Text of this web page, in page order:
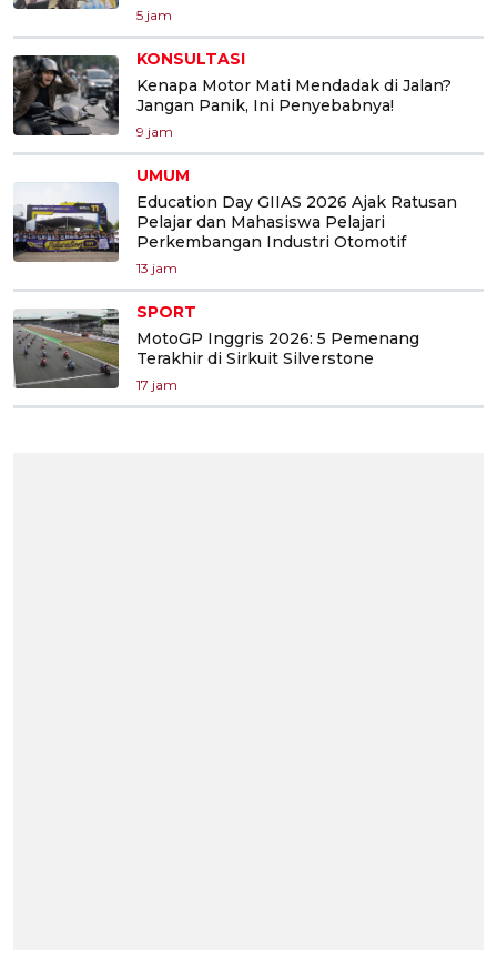
5 jam
KONSULTASI
Kenapa Motor Mati Mendadak di Jalan?
Jangan Panik, Ini Penyebabnya!
9 jam
UMUM
Education Day GIIAS 2026 Ajak Ratusan
Pelajar dan Mahasiswa Pelajari
Perkembangan Industri Otomotif
13 jam
SPORT
MotoGP Inggris 2026: 5 Pemenang
Terakhir di Sirkuit Silverstone
17 jam